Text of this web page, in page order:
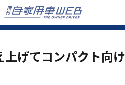
げてコンパクト向け